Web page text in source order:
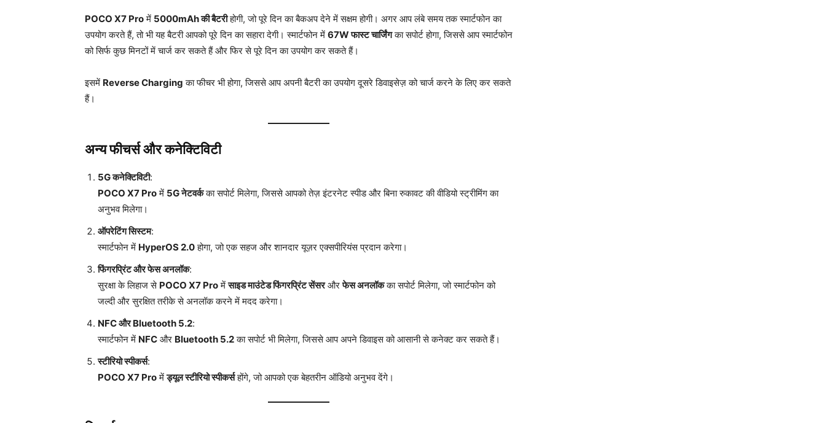
POCO X7 Proमें 5000mAh की बैटरीहोगी, जो पूरे दिन का बैकअप देने में सक्षम होगी। अगर आप लंबे समय तक स्मार्टफोन का
उपयोग करते हैं, तो भी यह बैटरी आपको पूरे दिन का सहारा देगी। स्मार्टफोन में 67W फास्ट चार्जिंगका सपोर्ट होगा, जिससे आप स्मार्टफोन
को सिर्फ कुछ मिनटों में चार्ज कर सकते हैं और फिर से पूरे दिन का उपयोग कर सकते हैं।
इसमें Reverse Charging का फीचर भी होगा, जिससे आप अपनी बैटरी का उपयोग दूसरे डिवाइसेज़ को चार्ज करने के लिए कर सकते
हैं।
अन्य फीचर्स और कनेक्टिविटी
5G कनेक्टिविटी:
POCO X7 Proमें 5G नेटवर्कका सपोर्ट मिलेगा, जिससे आपको तेज़ इंटरनेट स्पीड और बिना रुकावट की वीडियो स्ट्रीमिंग का
अनुभव मिलेगा।
ऑपरेटिंग सिस्टम:
स्मार्टफोन में HyperOS 2.0होगा, जो एक सहज और शानदार यूज़र एक्सपीरियंस प्रदान करेगा।
फिंगरप्रिंट और फेस अनलॉक:
सुरक्षा के लिहाज से POCO X7 Proमेंसाइड माउंटेड फिंगरप्रिंट सेंसरऔरफेस अनलॉकका सपोर्ट मिलेगा, जो स्मार्टफोन को
जल्दी और सुरक्षित तरीके से अनलॉक करने में मदद करेगा।
NFC और Bluetooth 5.2:
स्मार्टफोन में NFC और Bluetooth 5.2का सपोर्ट भी मिलेगा, जिससे आप अपने डिवाइस को आसानी से कनेक्ट कर सकते हैं।
स्टीरियो स्पीकर्स:
POCO X7 Proमेंड्यूल स्टीरियो स्पीकर्सहोंगे, जो आपको एक बेहतरीन ऑडियो अनुभव देंगे।